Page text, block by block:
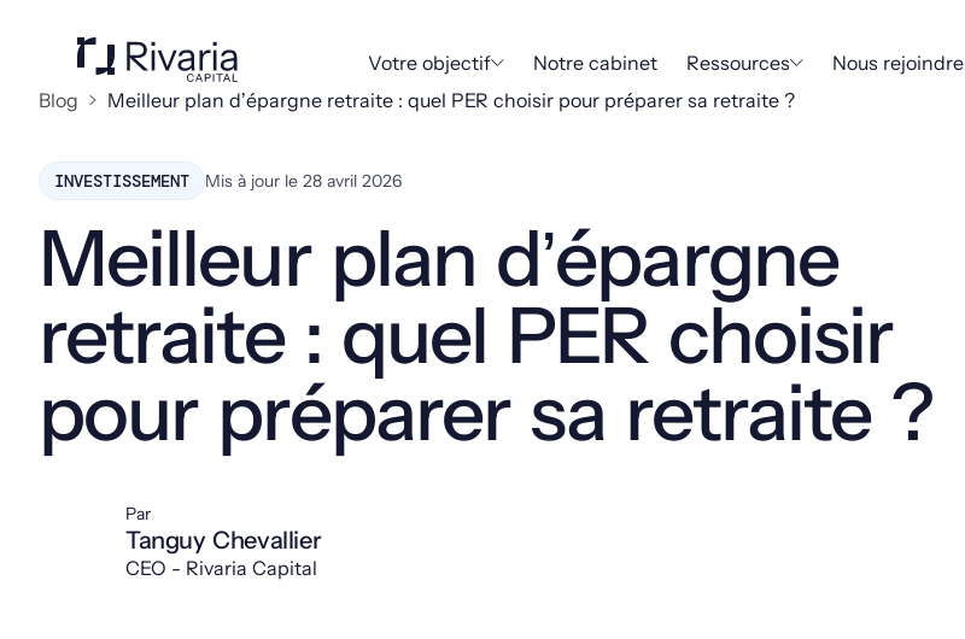
Votre objectif Notre cabinet Ressources Nous rejoindre
Blog Meilleur plan d’épargne retraite : quel PER choisir pour préparer sa retraite ?
INVESTISSEMENT Mis à jour le 28 avril 2026
Meilleur plan d’épargne
retraite : quel PER choisir
pour préparer sa retraite ?
Par
Tanguy Chevallier
CEO - Rivaria Capital